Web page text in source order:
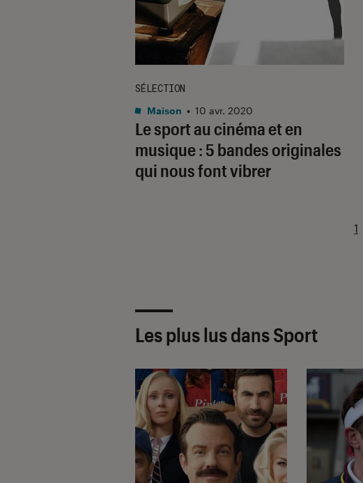
Le sport au cinéma et en
musique : 5 bandes originales
qui nous font vibrer
SÉLECTION
Maison • 10 avr. 2020
1
Les plus lus dans Sport